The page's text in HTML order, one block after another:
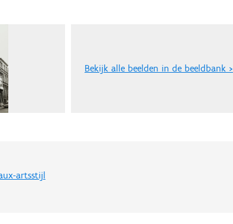
Bekijk alle beelden in de beeldbank >
artsstijl